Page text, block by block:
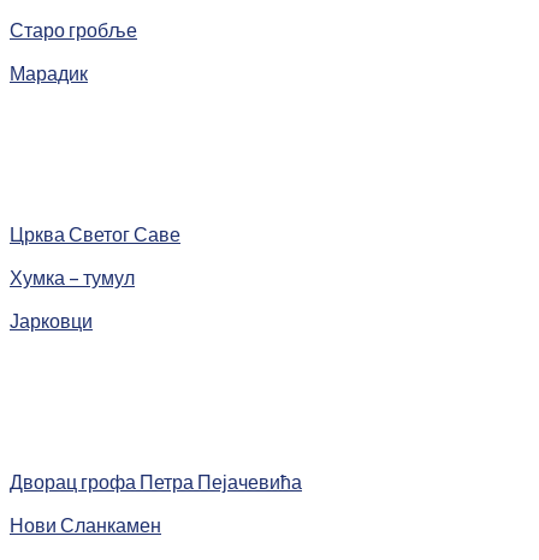
Старо гробље
Марадик
Црква Светог Саве
Хумка – тумул
Јарковци
Дворац грофа Петра Пејачевића
Нови Сланкамен